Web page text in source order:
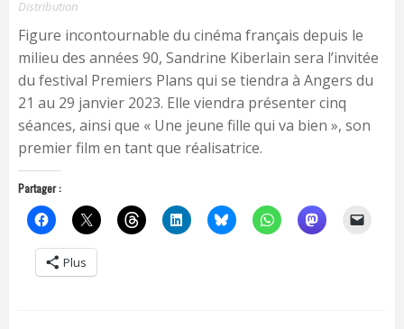
Distribution
Figure incontournable du cinéma français depuis le
milieu des années 90, Sandrine Kiberlain sera l’invitée
du festival Premiers Plans qui se tiendra à Angers du
21 au 29 janvier 2023. Elle viendra présenter cinq
séances, ainsi que « Une jeune fille qui va bien », son
premier film en tant que réalisatrice.
Partager :
Plus